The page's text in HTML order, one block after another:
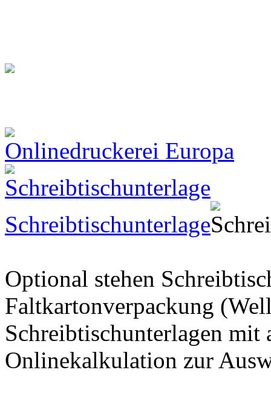
Onlinedruckerei Europa
Schreibtischunterlage
Optional stehen
Faltkartonverpackung
Schreibtischunterlagen mit
Onlinekalkulation zur